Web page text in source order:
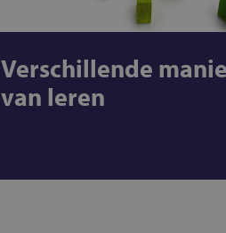
Verschillende
van leren